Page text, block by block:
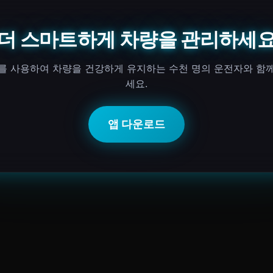
스마트하게 차량을 관리하세
사용하여 차량을 건강하게 유지하는 수천 명의 운전자와 함
세요.
앱 다운로드